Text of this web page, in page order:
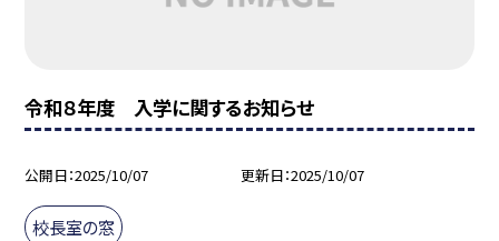
令和８年度 入学に関するお知らせ
公開日 2025/10/07 更新日 2025/10/07
校長室の窓